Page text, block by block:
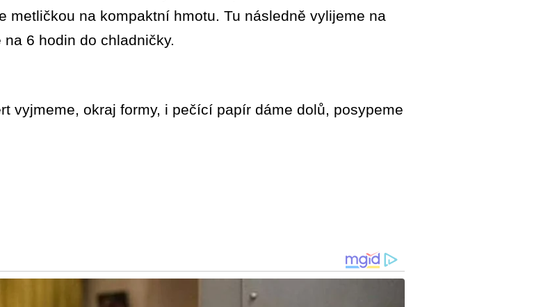
metličkou na kompaktní hmotu. Tu následně vylijeme na
6 hodin do chladničky.
vyjmeme, okraj formy, i pečící papír dáme dolů, posypeme